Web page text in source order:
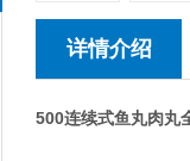
详情介绍
500连续式鱼丸肉丸